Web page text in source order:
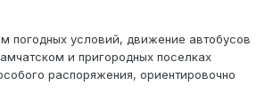
погодных условий, движение автобусов
и пригородных поселках
распоряжения, ориентировочно